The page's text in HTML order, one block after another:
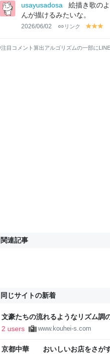
usayusadosa
絵描き歌の
んが描けるみたいな。
2026/06/02 リンク
y
lo
y
lolo
注目コメント算出アルゴリズムの一部に
関連記事
同じサイトの新着
文豪たちの流れるようなリズム
ツ - こうへいブログ 京都案内
2 users www.kouhei-s.com
京都中華 おいしいお店をさが